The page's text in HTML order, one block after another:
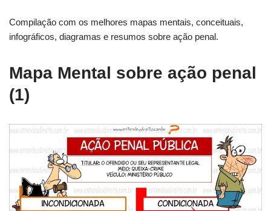
Compilação com os melhores mapas mentais, conceituais,
infográficos, diagramas e resumos sobre ação penal.
Mapa Mental sobre ação penal
(1)